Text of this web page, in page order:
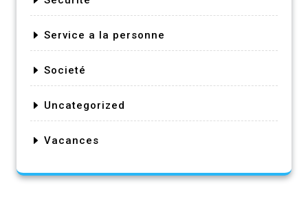
Service a la personne
Societé
Uncategorized
Vacances